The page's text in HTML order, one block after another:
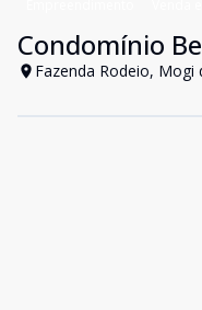
Condomínio
Fazenda Rodeio, Mogi